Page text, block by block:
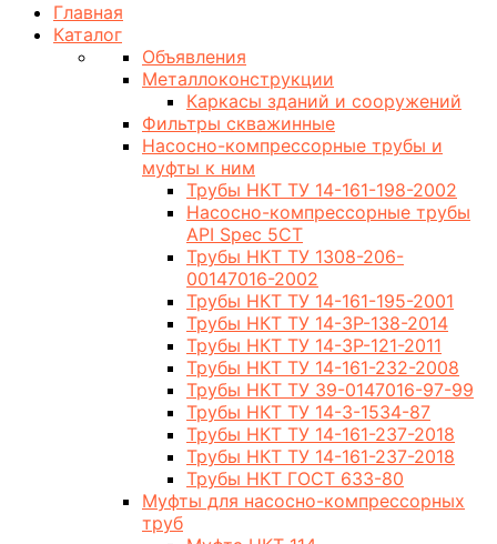
Главная
Каталог
Объявления
Металлоконструкции
Каркасы зданий и сооружений
Фильтры скважинные
Насосно-компрессорные трубы и
муфты к ним
Трубы НКТ ТУ 14-161-198-2002
Насосно-компрессорные трубы
API Spec 5CT
Трубы НКТ ТУ 1308-206-
00147016-2002
Трубы НКТ ТУ 14-161-195-2001
Трубы НКТ ТУ 14-3Р-138-2014
Трубы НКТ ТУ 14-3Р-121-2011
Трубы НКТ ТУ 14-161-232-2008
Трубы НКТ ТУ 39-0147016-97-99
Трубы НКТ ТУ 14-3-1534-87
Трубы НКТ ТУ 14-161-237-2018
Трубы НКТ ТУ 14-161-237-2018
Трубы НКТ ГОСТ 633-80
Муфты для насосно-компрессорных
труб